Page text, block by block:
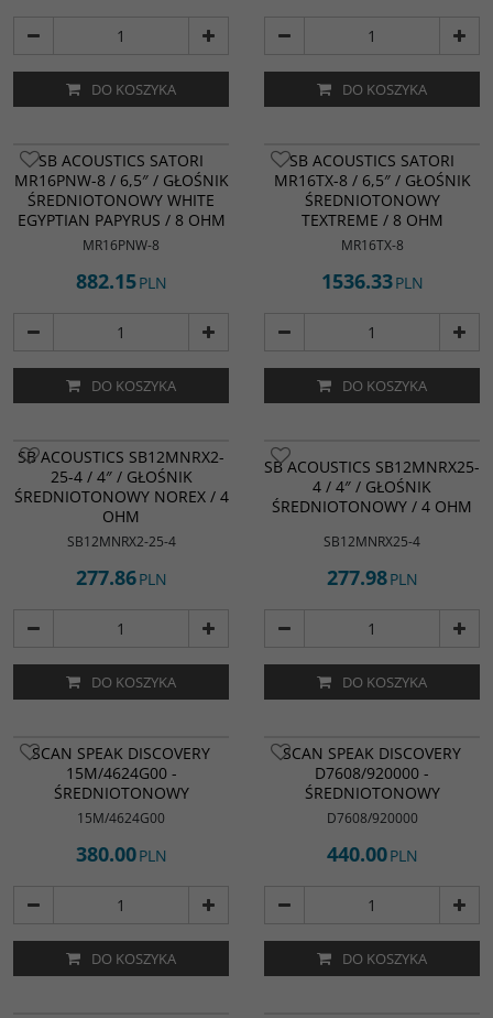
DO KOSZYKA DO KOSZYKA
SB ACOUSTICS SATORI
MR16PNW-8 / 6,5″ / GŁOŚNIK
ŚREDNIOTONOWY WHITE
EGYPTIAN PAPYRUS / 8 OHM
MR16PNW-8
882.15PLN
DO KOSZYKA
SB ACOUSTICS SATORI
MR16TX-8 / 6,5″ / GŁOŚNIK
ŚREDNIOTONOWY
TEXTREME / 8 OHM
MR16TX-8
1536.33PLN
DO KOSZYKA
SB ACOUSTICS SB12MNRX2-
25-4 / 4″ / GŁOŚNIK
ŚREDNIOTONOWY NOREX / 4
OHM
SB12MNRX2-25-4
277.86PLN
DO KOSZYKA
SB ACOUSTICS SB12MNRX25-
4 / 4″ / GŁOŚNIK
ŚREDNIOTONOWY / 4 OHM
SB12MNRX25-4
277.98PLN
DO KOSZYKA
SCAN SPEAK DISCOVERY
15M/4624G00 -
ŚREDNIOTONOWY
15M/4624G00
380.00PLN
DO KOSZYKA
SCAN SPEAK DISCOVERY
D7608/920000 -
ŚREDNIOTONOWY
D7608/920000
440.00PLN
DO KOSZYKA